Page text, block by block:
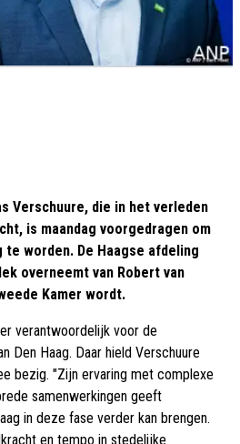
Verschuure, die in het verleden
is maandag voorgedragen om
te worden. De Haagse afdeling
overneemt van Robert van
Kamer wordt.
verantwoordelijk voor de
Den Haag. Daar hield Verschuure
bezig. "Zijn ervaring met complexe
samenwerkingen geeft
in deze fase verder kan brengen.
en tempo in stedelijke